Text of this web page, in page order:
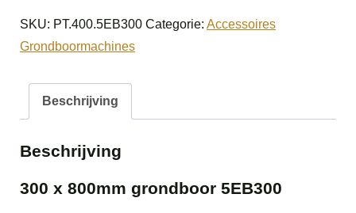
grondboor
5EB300
SKU: PT.400.5EB300 Categorie: Accessoires
Grondboormachines
Beschrijving
Beschrijving
300 x 800mm grondboor 5EB300